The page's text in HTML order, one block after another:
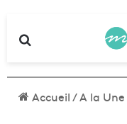
Accueil/A la Une